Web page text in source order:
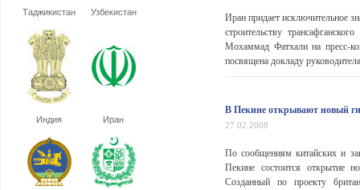
Таджикистан Узбекистан
Индия Иран
Иран придает исключительное
строительству
Мохаммад Фатхали на пресс-
посвящена докладу
В Пекине открывают новый
27.02.2008
По сообщениям китайских и
Пекине состоится открытие
Созданный по проекту